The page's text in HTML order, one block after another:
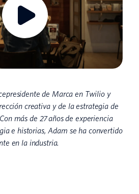
de Marca en Twilio y
creativa y de la estrategia de
más de 27 años de experiencia
e historias, Adam se ha convertido
en la industria.